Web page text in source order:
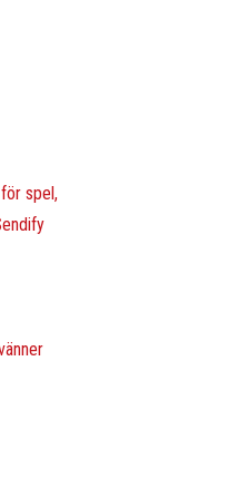
spel,